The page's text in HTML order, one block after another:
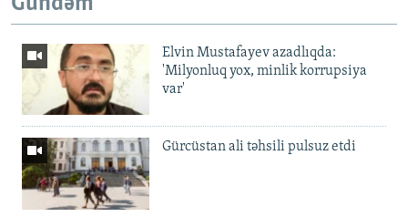
Elvin Mustafayev azadlıqda:
'Milyonluq yox, minlik korrupsiya
var'
Gürcüstan ali təhsili pulsuz etdi